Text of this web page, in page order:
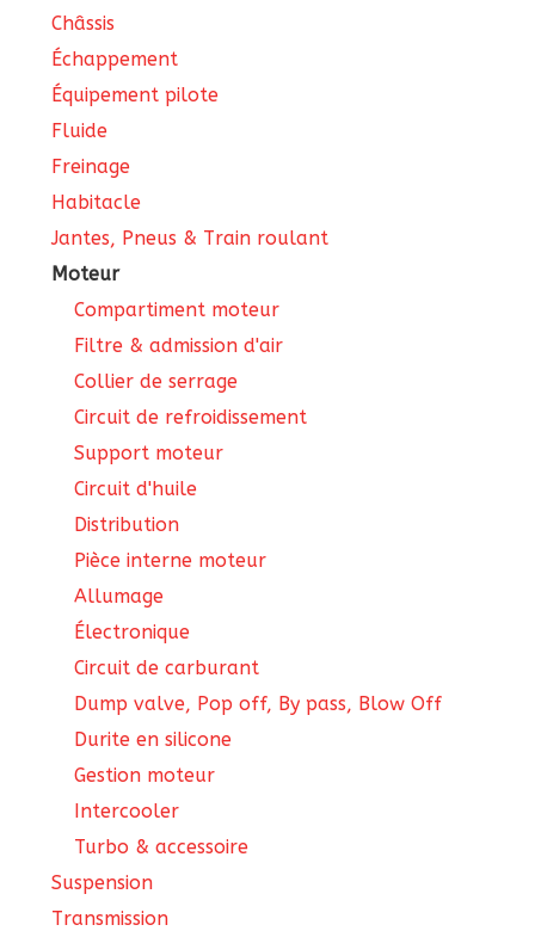
Châssis
Échappement
Équipement pilote
Fluide
Freinage
Habitacle
Jantes, Pneus & Train roulant
Moteur
Compartiment moteur
Filtre & admission d'air
Collier de serrage
Circuit de refroidissement
Support moteur
Circuit d'huile
Distribution
Pièce interne moteur
Allumage
Électronique
Circuit de carburant
Dump valve, Pop off, By pass, Blow Off
Durite en silicone
Gestion moteur
Intercooler
Turbo & accessoire
Suspension
Transmission